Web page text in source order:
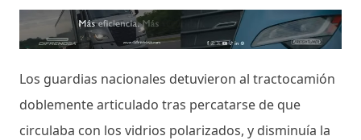
Los guardias nacionales detuvieron al tractocamión
doblemente articulado tras percatarse de que
circulaba con los vidrios polarizados, y disminuía la